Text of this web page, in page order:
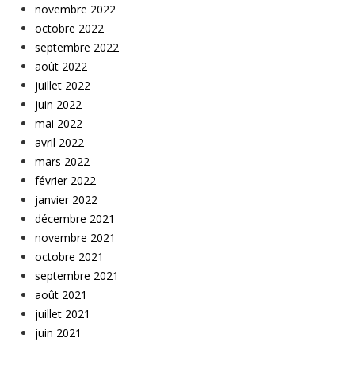
novembre 2022
octobre 2022
septembre 2022
août 2022
juillet 2022
juin 2022
mai 2022
avril 2022
mars 2022
février 2022
janvier 2022
décembre 2021
novembre 2021
octobre 2021
septembre 2021
août 2021
juillet 2021
juin 2021